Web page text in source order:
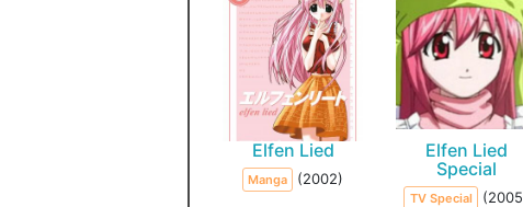
Elfen Lied
Manga (2002)
Elfen Lied
Special
TV Special